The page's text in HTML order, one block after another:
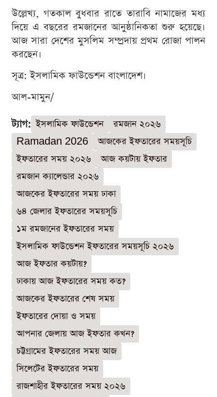
উল্লেখ্য, গতকাল বুধবার রাতে তারাবি নামাজের মধ্য
দিয়ে এ বছরের রমজানের আনুষ্ঠানিকতা শুরু হয়েছে।
আজ সারা দেশের মুসলিম সম্প্রদায় প্রথম রোজা পালন
করছেন।
সূত্র: ইসলামিক ফাউন্ডেশন বাংলাদেশ।
আল-মামুন/
ট্যাগ: ইসলামিক ফাউন্ডেশন
রমজান ২০২৬
Ramadan 2026
আজকের ইফতারের সময়সূচি
ইফতারের সময় ২০২৬
আজ কয়টায় ইফতার
রমজান ক্যালেন্ডার ২০২৬
আজকের ইফতারের সময় ঢাকা
৬৪ জেলার ইফতারের সময়সূচি
১ম রমজানের ইফতারের সময়
ইসলামিক ফাউন্ডেশন ইফতারের সময়সূচি ২০২৬
আজ ইফতার কয়টায়?
ঢাকায় আজ ইফতারের সময় কত?
আজকের ইফতারের শেষ সময়
ইফতারের দোয়া ও সময়
আপনার জেলায় আজ ইফতার কখন?
চট্টগ্রামের ইফতারের সময় আজ
সিলেটের ইফতারের সময়
রাজশাহীর ইফতারের সময় ২০২৬